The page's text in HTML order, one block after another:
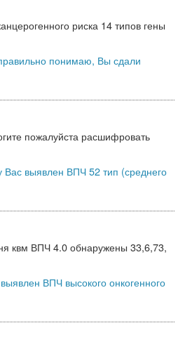
риска 14 типов гены
понимаю, Вы сдали
пожалуйста расшифровать
выявлен ВПЧ 52 тип (среднего
квм ВПЧ 4.0 обнаружены 33,6,73,
ВПЧ высокого онкогенного